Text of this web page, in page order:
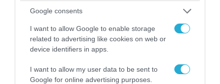
Google consents
I want to allow Google to enable storage
related to advertising like cookies on web or
device identifiers in apps.
I want to allow my user data to be sent to
Google for online advertising purposes.
07.08.2026 | 00:02